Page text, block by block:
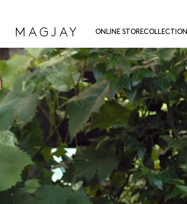
MAGJAY ONLINE STORECOLLECTION